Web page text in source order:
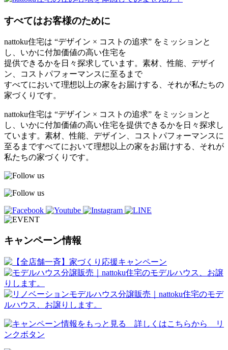
すべてはお客様のために
nattoku住宅は “デザイン × コストの追求” をミッションと
し、いかに付加価値の高い住宅を
提供できるかを日々探求しています。素材、性能、デザイ
ン、コストパフォーマンスに至るまで
すべてにおいて理想以上の家をお届けする、それが私たちの
家づくりです。
nattoku住宅は “デザイン × コストの追求” をミッションと
し、いかに付加価値の高い住宅を提供できるかを日々探求し
ています。素材、性能、デザイン、コストパフォーマンスに
至るまですべてにおいて理想以上の家をお届けする、それが
私たちの家づくりです。
キャンペーン情報